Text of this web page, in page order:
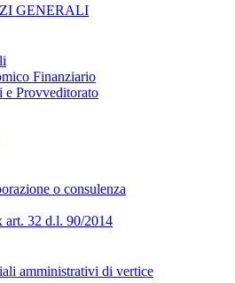
GENERALI
Finanziario
e Provveditorato
o consulenza
art. 32 d.l. 90/2014
amministrativi di vertice